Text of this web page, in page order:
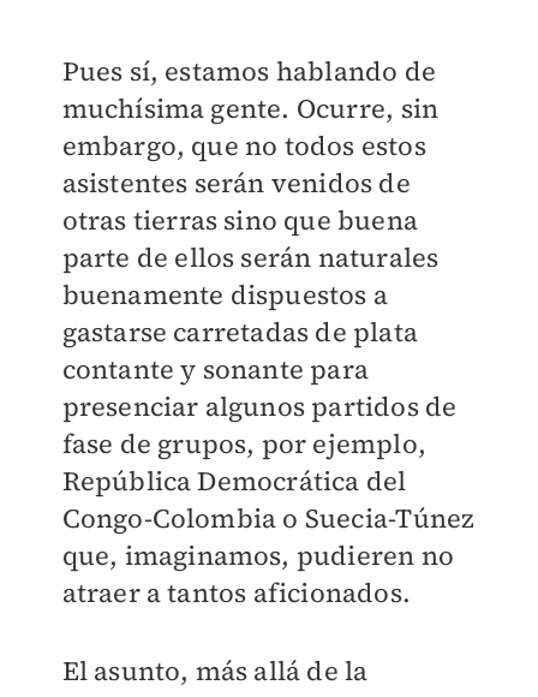
Pues sí, estamos hablando de
muchísima gente. Ocurre, sin
embargo, que no todos estos
asistentes serán venidos de
otras tierras sino que buena
parte de ellos serán naturales
buenamente dispuestos a
gastarse carretadas de plata
contante y sonante para
presenciar algunos partidos de
fase de grupos, por ejemplo,
República Democrática del
Congo-Colombia o Suecia-Túnez
que, imaginamos, pudieren no
atraer a tantos aficionados.
El asunto, más allá de la